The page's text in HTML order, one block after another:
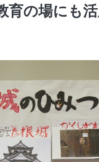
育の場にも活